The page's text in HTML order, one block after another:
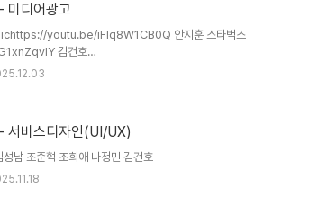
미디어광고
youtu.be/iFIq8W1CB0Q 안지훈 스타벅스
김건호
shorts/wEoTln1QCWY?feature=share 임병건 맘스터
조희애 공익광고
김성남 공익광고
서비스디자인(UI/UX)
남 조준혁 조희애 나정민 김건호